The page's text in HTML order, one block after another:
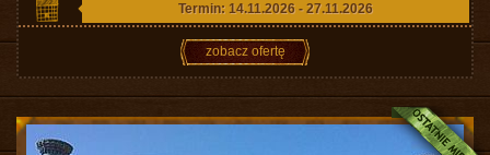
Termin: 14.11.2026 - 27.11.2026
zobacz ofertę